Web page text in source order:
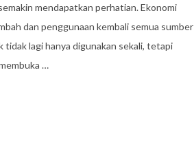
mendapatkan perhatian. Ekonomi
dan penggunaan kembali semua sumber
tidak lagi hanya digunakan sekali, tetapi
…